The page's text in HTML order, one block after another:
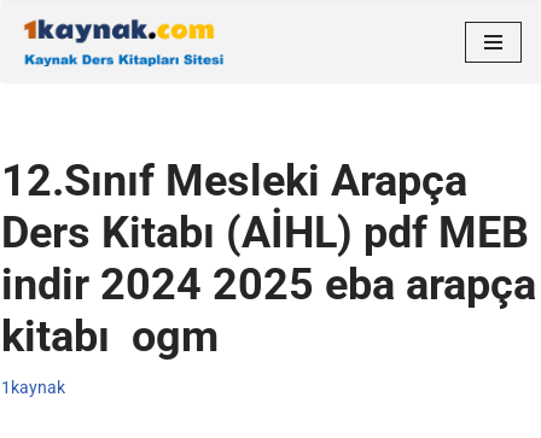
İçeriğe
12.Sınıf Mesleki Arapça
Ders Kitabı (AİHL) pdf MEB
indir 2024 2025 eba arapça
kitabı ogm
1kaynak